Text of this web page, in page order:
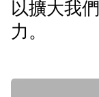
Sign in
以擴大我
力。